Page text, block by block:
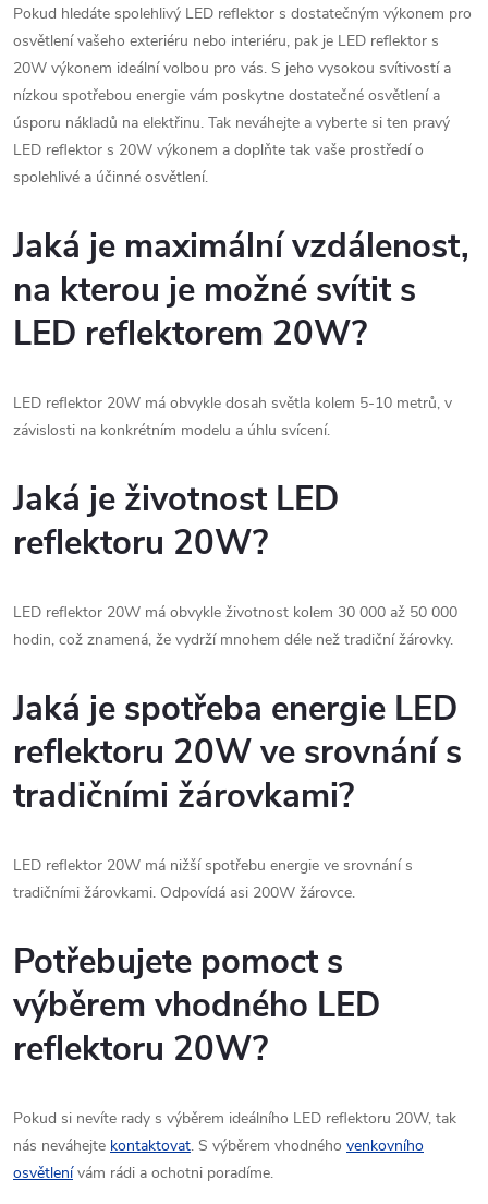
p
r
v
k
y
v
ý
p
s
u
n
í
Pokud hledáte spolehlivý LED reflektor s dostatečným výkonem pro
osvětlení vašeho exteriéru nebo interiéru, pak je LED reflektor s
20W výkonem ideální volbou pro vás. S jeho vysokou svítivostí a
nízkou spotřebou energie vám poskytne dostatečné osvětlení a
úsporu nákladů na elektřinu. Tak neváhejte a vyberte si ten pravý
LED reflektor s 20W výkonem a doplňte tak vaše prostředí o
spolehlivé a účinné osvětlení.
Jaká je maximální vzdálenost,
na kterou je možné svítit s
LED reflektorem 20W?
LED reflektor 20W má obvykle dosah světla kolem 5-10 metrů, v
závislosti na konkrétním modelu a úhlu svícení.
Jaká je životnost LED
reflektoru 20W?
LED reflektor 20W má obvykle životnost kolem 30 000 až 50 000
hodin, což znamená, že vydrží mnohem déle než tradiční žárovky.
Jaká je spotřeba energie LED
reflektoru 20W ve srovnání s
tradičními žárovkami?
LED reflektor 20W má nižší spotřebu energie ve srovnání s
tradičními žárovkami. Odpovídá asi 200W žárovce.
Potřebujete pomoct s
výběrem vhodného LED
reflektoru 20W?
Pokud si nevíte rady s výběrem ideálního LED reflektoru 20W, tak
nás neváhejte kontaktovat. S výběrem vhodného venkovního
osvětlenívám rádi a ochotni poradíme.